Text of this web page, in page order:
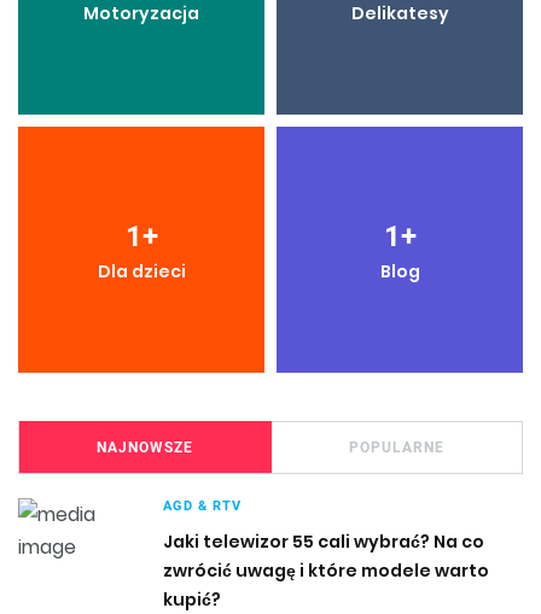
Motoryzacja Delikatesy
1+
Dla dzieci
1+
Blog
NAJNOWSZE POPULARNE
AGD & RTV
Jaki telewizor 55 cali wybrać? Na co
zwrócić uwagę i które modele warto
kupić?